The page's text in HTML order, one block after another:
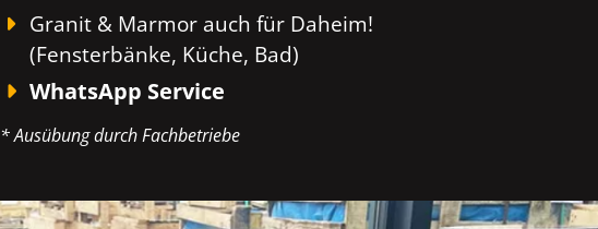
Granit & Marmor auch für Daheim!
(Fensterbänke, Küche, Bad)
WhatsApp Service
* Ausübung durch Fachbetriebe